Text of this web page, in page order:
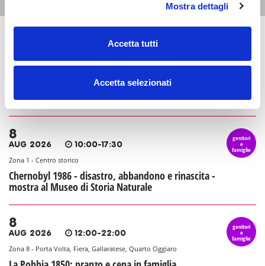
Mostra dettagli
Accetta tutti
Accetta selezionati
La Conca social bar: aperitivi e cene a misura di
famiglia
famiglie
8
AUG 2026 10:00-17:30
Zona 1 - Centro storico
Chernobyl 1986 - disastro, abbandono e rinascita -
mostra al Museo di Storia Naturale
genitori
e
famiglie
8
AUG 2026 12:00-22:00
Zona 8 - Porta Volta, Fiera, Gallaratese, Quarto Oggiaro
genitori
e
famiglie